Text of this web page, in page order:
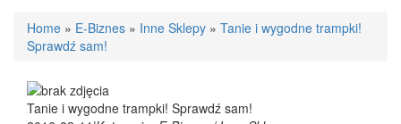
Home » E-Biznes » Inne Sklepy » Tanie i wygodne trampki!
Sprawdź sam!
Tanie i wygodne trampki! Sprawdź sam!